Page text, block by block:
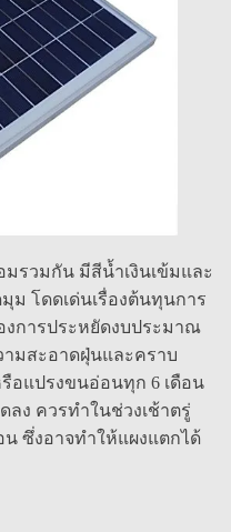
รวมกัน มีสีน้ำเงินเข้มและ
ม โดดเด่นเรื่องต้นทุนการ
งการประหยัดงบประมาณ
มสะอาดฝุ่นและคราบ
อแปรงขนอ่อนทุก 6 เดือน
ง ควรทำในช่วงเช้าตรู่
น ซึ่งอาจทำให้แผงแตกได้